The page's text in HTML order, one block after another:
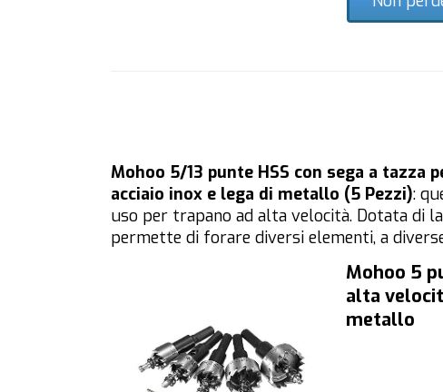
Mohoo 5/13 punte HSS con sega a tazza
acciaio inox e lega di metallo (5 Pezzi):
uso per trapano ad alta velocità. Dotata di
permette di forare diversi elementi, a
Mohoo 5
alta
metallo